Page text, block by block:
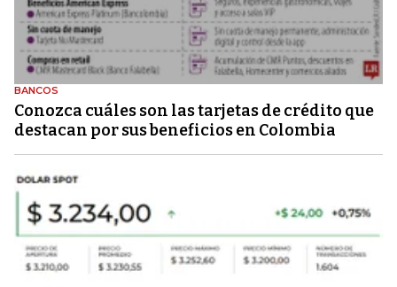
BANCOS
Conozca cuáles son las tarjetas de crédito que
destacan por sus beneficios en Colombia